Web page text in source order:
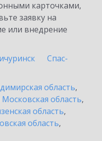
карточками,
заявку на
или внедрение
Спас-
область,
область,
область,
область,